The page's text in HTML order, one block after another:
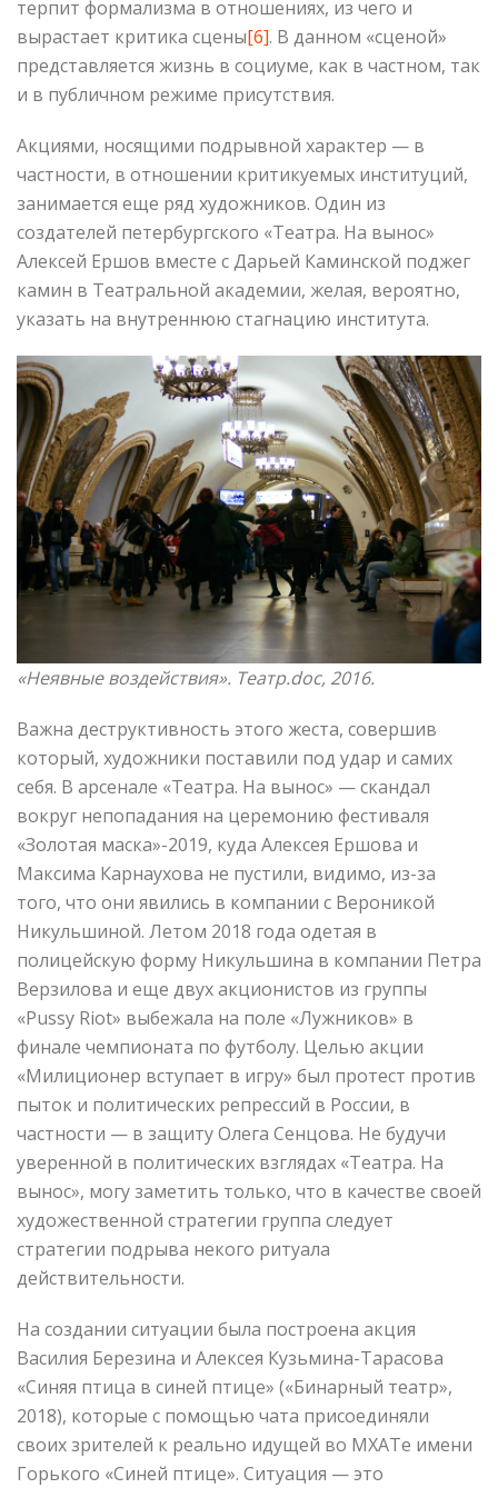
терпит формализма в отношениях, из чего и
вырастает критика сцены[6]. В данном «сценой»
представляется жизнь в социуме, как в частном, так
и в публичном режиме присутствия.
Акциями, носящими подрывной характер — в
частности, в отношении критикуемых институций,
занимается еще ряд художников. Один из
создателей петербургского «Театра. На вынос»
Алексей Ершов вместе с Дарьей Каминской поджег
камин в Театральной академии, желая, вероятно,
указать на внутреннюю стагнацию института.
«Неявные воздействия». Театр.doc, 2016.
Важна деструктивность этого жеста, совершив
который, художники поставили под удар и самих
себя. В арсенале «Театра. На вынос» — скандал
вокруг непопадания на церемонию фестиваля
«Золотая маска»-2019, куда Алексея Ершова и
Максима Карнаухова не пустили, видимо, из-за
того, что они явились в компании с Вероникой
Никульшиной. Летом 2018 года одетая в
полицейскую форму Никульшина в компании Петра
Верзилова и еще двух акционистов из группы
«Pussy Riot» выбежала на поле «Лужников» в
финале чемпионата по футболу. Целью акции
«Милиционер вступает в игру» был протест против
пыток и политических репрессий в России, в
частности — в защиту Олега Сенцова. Не будучи
уверенной в политических взглядах «Театра. На
вынос», могу заметить только, что в качестве своей
художественной стратегии группа следует
стратегии подрыва некого ритуала
действительности.
На создании ситуации была построена акция
Василия Березина и Алексея Кузьмина-Тарасова
«Синяя птица в синей птице» («Бинарный театр»,
2018), которые с помощью чата присоединяли
своих зрителей к реально идущей во МХАТе имени
Горького «Синей птице». Ситуация — это